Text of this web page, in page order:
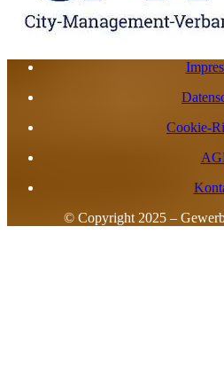
Cookie-
© Copyright 2025 –